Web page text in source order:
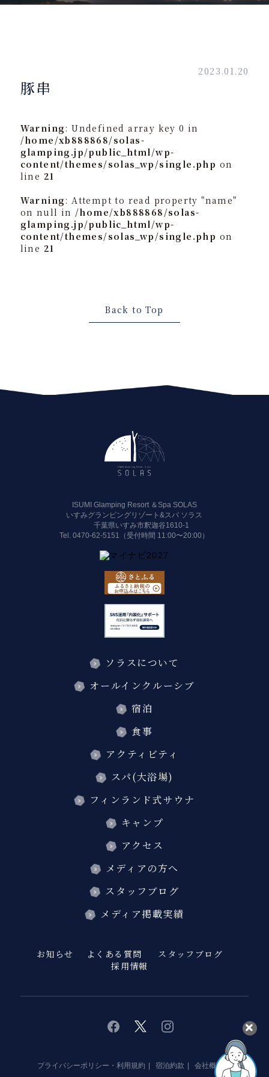
2023.01.20
豚串
Warning: Undefined array key 0 in
/home/xb888868/solas-
glamping.jp/public_html/wp-
content/themes/solas_wp/single.php on
line 21
Warning: Attempt to read property "name"
on null in /home/xb888868/solas-
glamping.jp/public_html/wp-
content/themes/solas_wp/single.php on
line 21
Back to Top
ISUMI Glamping Resort ＆Spa SOLAS
いすみグランピングリゾート&スパ ソラス
千葉県いすみ市釈迦谷1610-1
Tel.0470-62-5151（受付時間 11:00〜20:00）
ソラスについて
オールインクルーシブ
宿泊
食事
アクティビティ
スパ(大浴場)
フィンランド式サウナ
キャンプ
アクセス
メディアの方へ
スタッフブログ
メディア掲載実績
お知らせ よくある質問
スタッフブログ
採用情報
facebooktwitterinstagram
プライバシーポリシー・利用規約 宿泊約款 会社概要